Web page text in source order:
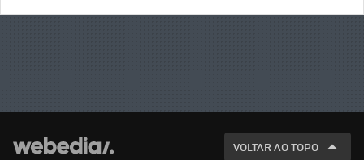
VOLTAR AO TOPO